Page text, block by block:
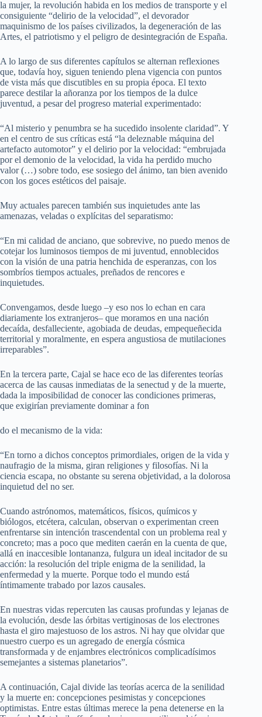
la mujer, la revolución habida en los medios de transporte y el
consiguiente “delirio de la velocidad”, el devorador
maquinismo de los países civilizados, la degeneración de las
Artes, el patriotismo y el peligro de desintegración de España.
A lo largo de sus diferentes capítulos se alternan reflexiones
que, todavía hoy, siguen teniendo plena vigencia con puntos
de vista más que discutibles en su propia época. El texto
parece destilar la añoranza por los tiempos de la dulce
juventud, a pesar del progreso material experimentado:
“Al misterio y penumbra se ha sucedido insolente claridad”. Y
en el centro de sus críticas está “la deleznable máquina del
artefacto automotor” y el delirio por la velocidad: “embrujada
por el demonio de la velocidad, la vida ha perdido mucho
valor (…) sobre todo, ese sosiego del ánimo, tan bien avenido
con los goces estéticos del paisaje.
Muy actuales parecen también sus inquietudes ante las
amenazas, veladas o explícitas del separatismo:
“En mi calidad de anciano, que sobrevive, no puedo menos de
cotejar los luminosos tiempos de mi juventud, ennoblecidos
con la visión de una patria henchida de esperanzas, con los
sombríos tiempos actuales, preñados de rencores e
inquietudes.
Convengamos, desde luego –y eso nos lo echan en cara
diariamente los extranjeros– que moramos en una nación
decaída, desfalleciente, agobiada de deudas, empequeñecida
territorial y moralmente, en espera angustiosa de mutilaciones
irreparables”.
En la tercera parte, Cajal se hace eco de las diferentes teorías
acerca de las causas inmediatas de la senectud y de la muerte,
dada la imposibilidad de conocer las condiciones primeras,
que exigirían previamente dominar a fon
do el mecanismo de la vida:
“En torno a dichos conceptos primordiales, origen de la vida y
naufragio de la misma, giran religiones y filosofías. Ni la
ciencia escapa, no obstante su serena objetividad, a la dolorosa
inquietud del no ser.
Cuando astrónomos, matemáticos, físicos, químicos y
biólogos, etcétera, calculan, observan o experimentan creen
enfrentarse sin intención trascendental con un problema real y
concreto; mas a poco que mediten caerán en la cuenta de que,
allá en inaccesible lontananza, fulgura un ideal incitador de su
acción: la resolución del triple enigma de la senilidad, la
enfermedad y la muerte. Porque todo el mundo está
íntimamente trabado por lazos causales.
En nuestras vidas repercuten las causas profundas y lejanas de
la evolución, desde las órbitas vertiginosas de los electrones
hasta el giro majestuoso de los astros. Ni hay que olvidar que
nuestro cuerpo es un agregado de energía cósmica
transformada y de enjambres electrónicos complicadísimos
semejantes a sistemas planetarios”.
A continuación, Cajal divide las teorías acerca de la senilidad
y la muerte en: concepciones pesimistas y concepciones
optimistas. Entre estas últimas merece la pena detenerse en la